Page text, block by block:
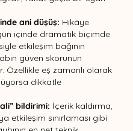
ani düşüş: Hikâye
içinde dramatik biçimde
etkileşim bağının
güven skorunun
Özellikle eş zamanlı olarak
dikkatle
bildirimi: İçerik kaldırma,
etkileşim sınırlaması gibi